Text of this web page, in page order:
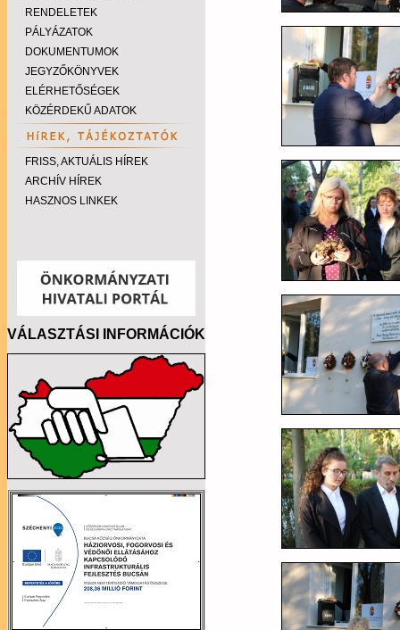
RENDELETEK
PÁLYÁZATOK
DOKUMENTUMOK
JEGYZŐKÖNYVEK
ELÉRHETŐSÉGEK
KÖZÉRDEKŰ ADATOK
FRISS, AKTUÁLIS HÍREK
ARCHÍV HÍREK
HASZNOS LINKEK
VÁLASZTÁSI INFORMÁCIÓK